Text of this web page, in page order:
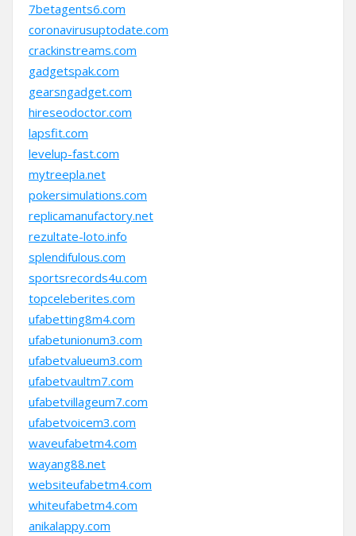
7betagents6.com
coronavirusuptodate.com
crackinstreams.com
gadgetspak.com
gearsngadget.com
hireseodoctor.com
lapsfit.com
levelup-fast.com
mytreepla.net
pokersimulations.com
replicamanufactory.net
rezultate-loto.info
splendifulous.com
sportsrecords4u.com
topceleberites.com
ufabetting8m4.com
ufabetunionum3.com
ufabetvalueum3.com
ufabetvaultm7.com
ufabetvillageum7.com
ufabetvoicem3.com
waveufabetm4.com
wayang88.net
websiteufabetm4.com
whiteufabetm4.com
anikalappy.com